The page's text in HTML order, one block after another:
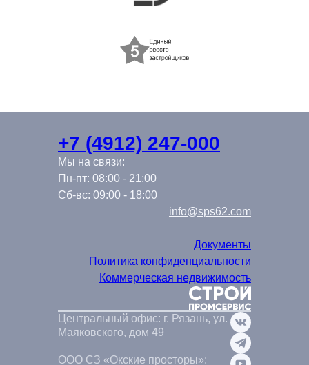
+7 (4912) 247-000
Мы на связи:
Пн-пт: 08:00 - 21:00
Сб-вс: 09:00 - 18:00
info@sps62.com
Документы
Политика конфиденциальности
Коммерческая недвижимость
Центральный офис: г. Рязань, ул.
Маяковского, дом 49
ООО СЗ «Окские просторы»: